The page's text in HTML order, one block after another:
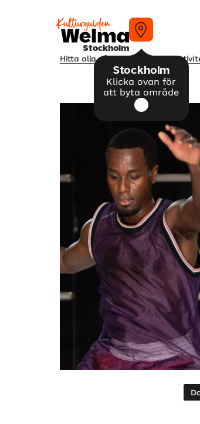
Stockholm
Stockholm
Klicka ovan för
att byta område
Hitta alla våra tips på